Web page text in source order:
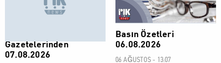
Gazetelerinden
07.08.2026
Basın Özetleri
06.08.2026
06 AĞUSTOS - 13:07